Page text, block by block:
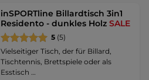
inSPORTline Billardtisch 3in1
Residento - dunkles HolzSALE
5 (5)
Vielseitiger Tisch, der für Billard,
Tischtennis, Brettspiele oder als
Esstisch …